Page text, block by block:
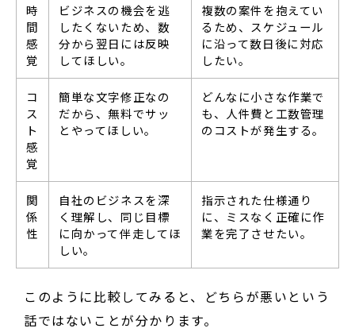
時
間
感
覚
ビジネスの機会を逃
したくないため、数
分から翌日には反映
してほしい。
複数の案件を抱えてい
るため、スケジュール
に沿って数日後に対応
したい。
コ
ス
ト
感
覚
簡単な文字修正なの
だから、無料でサッ
とやってほしい。
どんなに小さな作業で
も、人件費と工数管理
のコストが発生する。
関
係
性
自社のビジネスを深
く理解し、同じ目標
に向かって伴走してほ
しい。
指示された仕様通り
に、ミスなく正確に作
業を完了させたい。
このように比較してみると、どちらが悪いという
話ではないことが分かります。